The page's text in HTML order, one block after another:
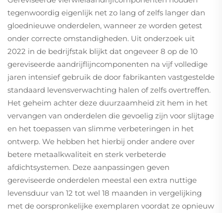
tegenwoordig eigenlijk net zo lang of zelfs langer dan
gloednieuwe onderdelen, wanneer ze worden getest
onder correcte omstandigheden. Uit onderzoek uit
2022 in de bedrijfstak blijkt dat ongeveer 8 op de 10
gereviseerde aandrijflijncomponenten na vijf volledige
jaren intensief gebruik de door fabrikanten vastgestelde
standaard levensverwachting halen of zelfs overtreffen.
Het geheim achter deze duurzaamheid zit hem in het
vervangen van onderdelen die gevoelig zijn voor slijtage
en het toepassen van slimme verbeteringen in het
ontwerp. We hebben het hierbij onder andere over
betere metaalkwaliteit en sterk verbeterde
afdichtsystemen. Deze aanpassingen geven
gereviseerde onderdelen meestal een extra nuttige
levensduur van 12 tot wel 18 maanden in vergelijking
met de oorspronkelijke exemplaren voordat ze opnieuw